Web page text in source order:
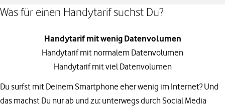
Was für einen Handytarif suchst Du?
Handytarif mit wenig Datenvolumen
Handytarif mit normalem Datenvolumen
Handytarif mit viel Datenvolumen
Du surfst mit Deinem Smartphone eher wenig im Internet? Und
das machst Du nur ab und zu: unterwegs durch Social Media